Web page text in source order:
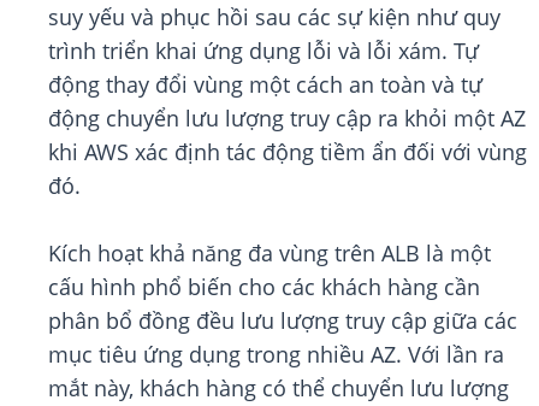
suy yếu và phục hồi sau các sự kiện như quy
trình triển khai ứng dụng lỗi và lỗi xám. Tự
động thay đổi vùng một cách an toàn và tự
động chuyển lưu lượng truy cập ra khỏi một AZ
khi AWS xác định tác động tiềm ẩn đối với vùng
đó.
Kích hoạt khả năng đa vùng trên ALB là một
cấu hình phổ biến cho các khách hàng cần
phân bổ đồng đều lưu lượng truy cập giữa các
mục tiêu ứng dụng trong nhiều AZ. Với lần ra
mắt này, khách hàng có thể chuyển lưu lượng